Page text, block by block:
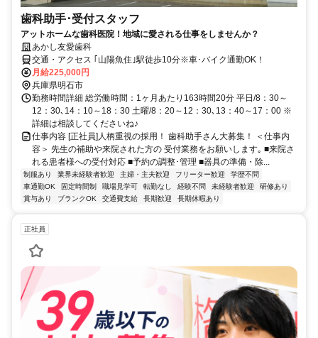
歯科助手･受付スタッフ
アットホームな歯科医院！地域に愛される仕事をしませんか？
あかし友愛歯科
交通・アクセス ｢山陽魚住｣駅徒歩10分※車･バイク通勤OK！
月給225,000円
兵庫県明石市
勤務時間詳細 総労働時間：1ヶ月あたり163時間20分 平日/8：30～
12：30､14：10～18：30 土曜/8：20～12：30､13：40～17：00 ※
詳細は相談してくださいね♪
仕事内容 [正社員]人柄重視の採用！ 歯科助手さん大募集！ ＜仕事内
容＞ 先生の補助や来院された方の 受付業務をお願いします｡ ■来院さ
れる患者様への受付対応 ■予約の調整･管理 ■器具の準備・除...
制服あり 業界未経験者歓迎 主婦・主夫歓迎 フリーター歓迎
学歴不問
車通勤OK
固定時間制 職場見学可 転勤なし 経験不問 未経験者歓迎
研修あり
賞与あり
ブランクOK 交通費支給 長期歓迎 長期休暇あり
正社員